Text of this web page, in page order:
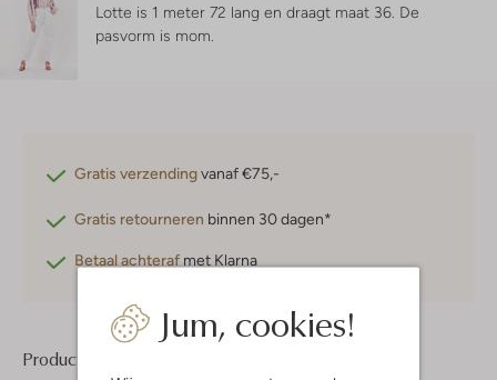
Jum, cookies!
Lotte is 1 meter 72 lang en draagt maat 36. De
pasvorm is mom
Gratis verzendingvanaf €75,-
Gratis retourneren binnen 30 dagen*
Betaal achteraf met Klarna
Product informatie